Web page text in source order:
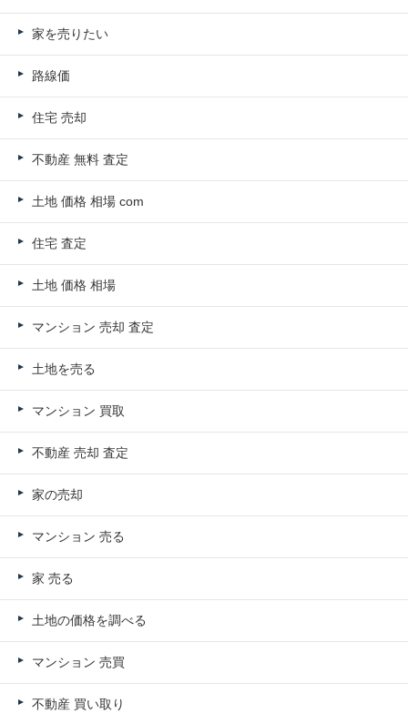
家を売りたい
路線価
住宅 売却
不動産 無料 査定
土地 価格 相場 com
住宅 査定
土地 価格 相場
マンション 売却 査定
土地を売る
マンション 買取
不動産 売却 査定
家の売却
マンション 売る
家 売る
土地の価格を調べる
マンション 売買
不動産 買い取り